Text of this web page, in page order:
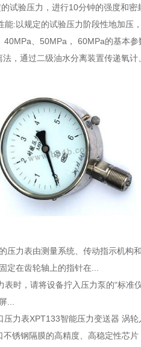
试验压力，进行10分钟的强度和
:以规定的试验压力阶段性地加压
、50MPa， 60MPa的基本
，通过二级油水分离装置传递氧
压力表由测量系统、传动指示机
定在齿轮轴上的指针在...
表时，请将设备拧入压力泵的“标
...
压力表XPT133智能压力变送器 涡
锈钢隔膜的高精度、高稳定性芯片